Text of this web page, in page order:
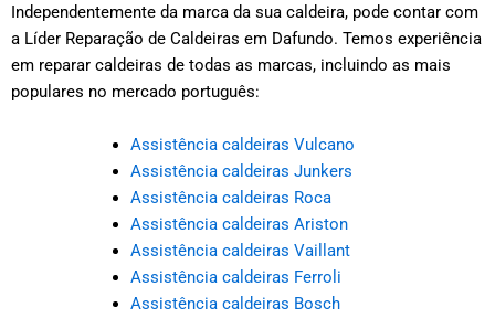
Independentemente da marca da sua caldeira, pode contar com
a Líder Reparação de Caldeiras em Dafundo. Temos experiência
em reparar caldeiras de todas as marcas, incluindo as mais
populares no mercado português:
Assistência caldeiras Vulcano
Assistência caldeiras Junkers
Assistência caldeiras Roca
Assistência caldeiras Ariston
Assistência caldeiras Vaillant
Assistência caldeiras Ferroli
Assistência caldeiras Bosch